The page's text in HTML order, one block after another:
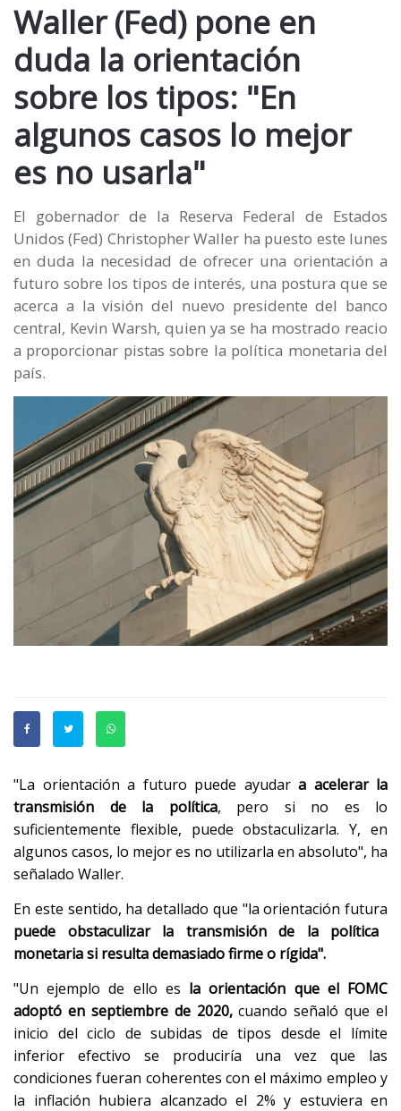
Waller (Fed) pone en
duda la orientación
sobre los tipos: "En
algunos casos lo mejor
es no usarla"
El gobernador de la Reserva Federal de Estados
Unidos (Fed) Christopher Waller ha puesto este lunes
en duda la necesidad de ofrecer una orientación a
futuro sobre los tipos de interés, una postura que se
acerca a la visión del nuevo presidente del banco
central, Kevin Warsh, quien ya se ha mostrado reacio
a proporcionar pistas sobre la política monetaria del
país.
"La orientación a futuro puede ayudara acelerar la
transmisión de la política, pero si no es lo
suficientemente flexible, puede obstaculizarla. Y, en
algunos casos, lo mejor es no utilizarla en absoluto", ha
señalado Waller.
En este sentido, ha detallado que "la orientación futura
puede obstaculizar la transmisión de la política
monetaria si resulta demasiado firme o rígida".
"Un ejemplo de ello es la orientación que el FOMC
adoptó en septiembre de 2020,cuando señaló que el
inicio del ciclo de subidas de tipos desde el límite
inferior efectivo se produciría una vez que las
condiciones fueran coherentes con el máximo empleo y
la inflación hubiera alcanzado el 2% y estuviera en